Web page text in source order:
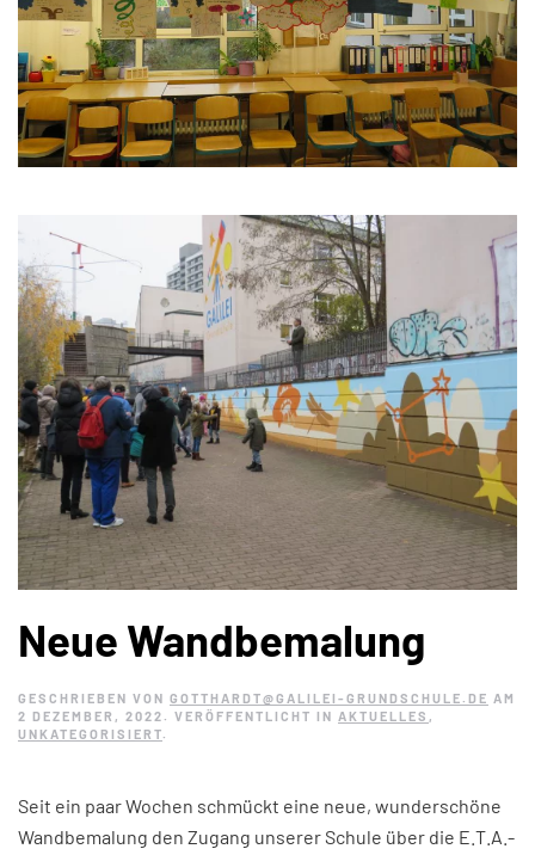
Neue Wandbemalung
GESCHRIEBEN VON GOTTHARDT@GALILEI-GRUNDSCHULE.DE AM
2 DEZEMBER, 2022 . VERÖFFENTLICHT IN AKTUELLES ,
UNKATEGORISIERT.
Seit ein paar Wochen schmückt eine neue, wunderschöne
Wandbemalung den Zugang unserer Schule über die E.T.A.-